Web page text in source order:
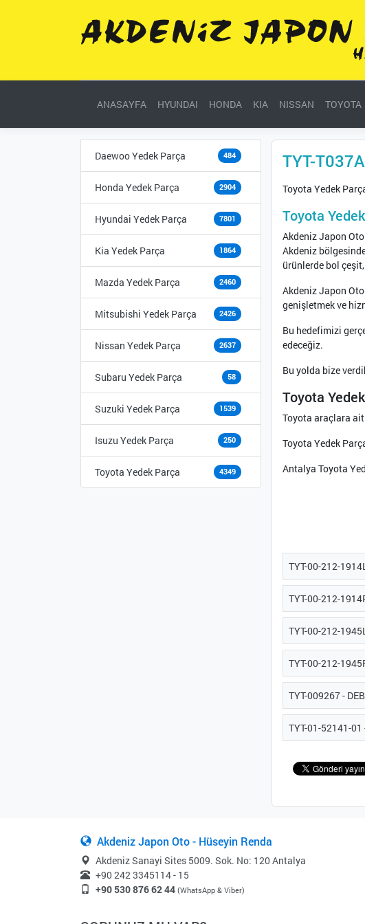
ANASAYFA HYUNDAI HONDA KIA NISSAN TOYOTA
Daewoo Yedek Parça 484
Honda Yedek Parça 2904
Hyundai Yedek Parça 7801
Kia Yedek Parça 1864
Mazda Yedek Parça 2460
Mitsubishi Yedek Parça 2426
Nissan Yedek Parça 2637
Subaru Yedek Parça 58
Suzuki Yedek Parça 1539
Isuzu Yedek Parça 250
Toyota Yedek Parça 4349
TYT-
Toyota Yedek
Toyota
Akdeniz Japon
Akdeniz
ürünlerde bol
Akdeniz Japon
genişletmek ve
Bu hedefimizi
edeceğiz.
Bu yolda bize
Toyota
Toyota araçlara
Toyota Yedek
Antalya Toyota
TYT-00-212-
TYT-00-212-
TYT-00-212-
TYT-00-212-
TYT-009267 -
TYT-01-52141-
Akdeniz Japon Oto - Hüseyin Renda
Akdeniz Sanayi Sites 5009. Sok. No: 120 Antalya
+90 242 3345114 - 15
+90 530 876 62 44 (WhatsApp & Viber)